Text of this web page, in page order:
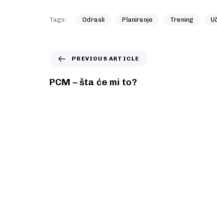
Tags: Odrasli Planiranje Trening
PREVIOUS ARTICLE
PCM – šta će mi to?